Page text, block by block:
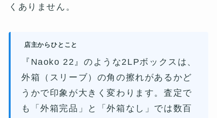
くありません。
店主からひとこと
『Naoko 22』のような2LPボックスは、
外箱（スリーブ）の角の擦れがあるかど
うかで印象が大きく変わります。査定で
も「外箱完品」と「外箱なし」では数百